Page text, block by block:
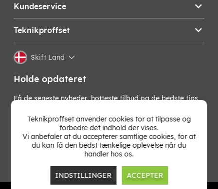
Kundeservice
Teknikproffset
Skift Land
Holde opdateret
Få de seneste nyheder, hotteste tilbud og de bedste tips
nyhedsbrev!
OK
Teknikproffset anvender cookies tor at tilpasse og
forbedre det indhold der vises.
Vi anbefaler at du accepterer samtlige cookies, for at
du kan få den bedst tænkelige oplevelse når du
handler hos os.
INDSTILLINGER ACCEPTER